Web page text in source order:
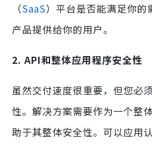
（SaaS）平台是否能满足你的
产品提供给你的用户。
2. API和整体应用程序安全性
虽然交付速度很重要，但您必
性。解决方案需要作为一个整
助于其整体安全性。可以应用